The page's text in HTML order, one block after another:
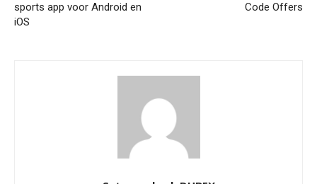
sports app voor Android en
iOS
Code Offers